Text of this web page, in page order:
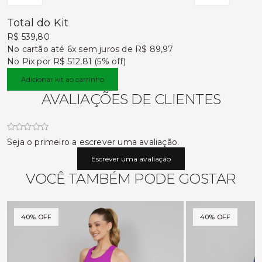
Total do Kit
R$ 539,80
No cartão até 6x sem juros de R$ 89,97
No Pix por R$ 512,81 (5% off)
Adicionar kit ao carrinho
AVALIAÇÕES DE CLIENTES
Seja o primeiro a escrever uma avaliação.
Escrever uma avaliação
VOCÊ TAMBÉM PODE GOSTAR
40% OFF 40% OFF